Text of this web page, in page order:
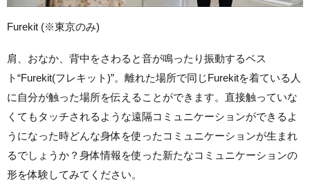
Furekit (※東京のみ)
肩、おなか、背中をさわると音が鳴ったり振動するベス
ト“Furekit(フレキット)”。離れた場所で同じFurekitを着ている人
に自分が触った場所を伝えることができます。直接触っていな
くてもタッチされるような遠隔コミュニケーションができるよ
うになった時どんな身体を使ったコミュニケーションが生まれ
るでしょうか？身体情報を使った新たなコミュニケーションの
形を体験してみてください。